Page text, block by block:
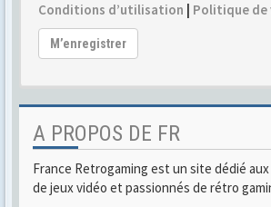
Conditions d’utilisation | Politique de
M’enregistrer
A PROPOS DE FR
France Retrogaming est un site dédié
de jeux vidéo et passionnés de rétro